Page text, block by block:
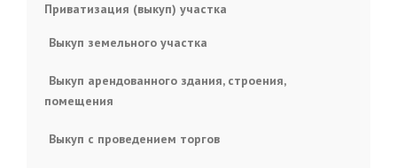
Приватизация (выкуп) участка
Выкуп земельного участка
Выкуп арендованного здания, строения,
помещения
Выкуп с проведением торгов